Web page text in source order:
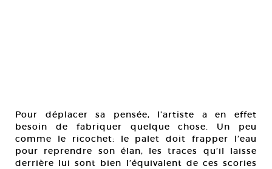
Pour déplacer sa pensée, l’artiste a en effet
besoin de fabriquer quelque chose. Un peu
comme le ricochet: le palet doit frapper l’eau
pour reprendre son élan, les traces qu’il laisse
derrière lui sont bien l’équivalent de ces scories